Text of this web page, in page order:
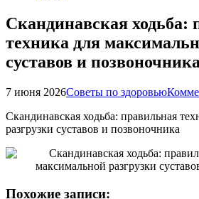
Скандинавская ходьба:
техника для
суставов и позвоночника
7 июня 2026Советы по здоровью
Скандинавская ходьба: правильная
разгрузки суставов и позвоночника
Похожие записи: